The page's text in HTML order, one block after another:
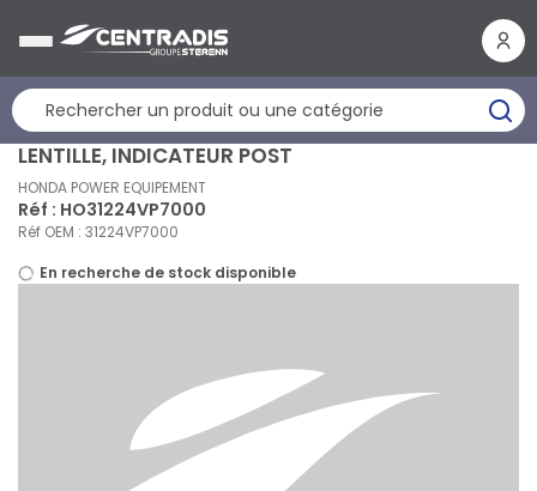
LENTILLE, INDICATEUR POST
HONDA POWER EQUIPEMENT
Réf : HO31224VP7000
Réf OEM : 31224VP7000
En recherche de stock disponible